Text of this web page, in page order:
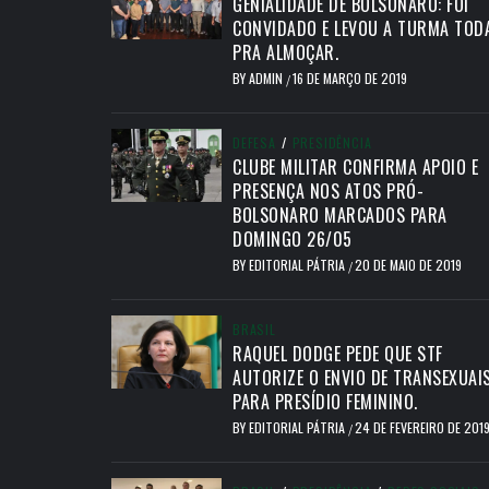
CONVIDADO E LEVOU A TURMA
PRA ALMOÇAR.
BYADMIN /16 DE MARÇO DE 2019
DEFESA / PRESIDÊNCIA
CLUBE MILITAR CONFIRMA APOIO E
PRESENÇA NOS ATOS PRÓ-
BOLSONARO MARCADOS PARA
DOMINGO 26/05
BYEDITORIAL PÁTRIA /20 DE MAIO DE 2019
BRASIL
RAQUEL DODGE PEDE QUE STF
AUTORIZE O ENVIO DE
PARA PRESÍDIO FEMININO.
BYEDITORIAL PÁTRIA /24 DE FEVEREIRO DE 2019